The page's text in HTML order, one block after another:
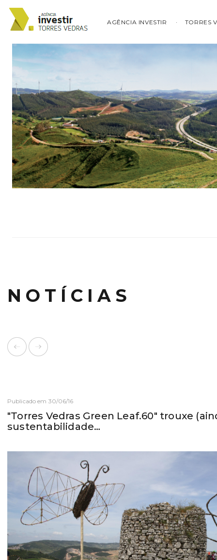
AGÊNCIA INVESTIR TORRES
NOTÍCIAS
Publicado em 30/06/16
"Torres Vedras Green Leaf.60" trouxe
sustentabilidade…